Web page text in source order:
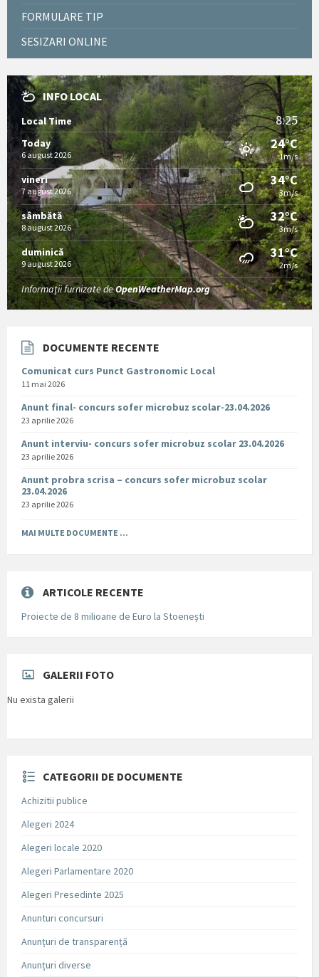
FORMULARE TIP
SESIZARI ONLINE
INFO LOCAL
Local Time 8:25
Today
6 august 2026
24°C
1m/s
vineri
7 august 2026
34°C
3m/s
sâmbătă
8 august 2026
32°C
3m/s
duminică
9 august 2026
31°C
2m/s
Informații furnizate deOpenWeatherMap.org
DOCUMENTE RECENTE
Comunicat curs Punct Gastronomic Local
11 mai 2026
Anunt final- concurs sofer microbuz scolar-23.04.2026
23 aprilie 2026
Anunt interviu- concurs sofer microbuz scolar 23.04.2026
23 aprilie 2026
Anunt probra scrisa – concurs sofer microbuz scolar
23.04.2026
23 aprilie 2026
MAI MULTE DOCUMENTE ...
ARTICOLE RECENTE
Proiecte de 8 milioane de Euro la Stoenești
GALERII FOTO
Nu exista galerii
CATEGORII DE DOCUMENTE
Achizitii publice
Alegeri 2024
Alegeri locale 2020
Alegeri Parlamentare 2020
Alegeri Presedinte 2025
Anunturi concursuri
Anunțuri de transparență
Anunțuri diverse